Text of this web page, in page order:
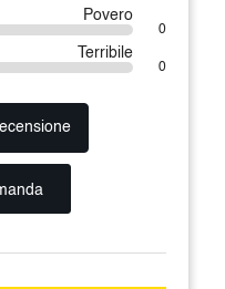
Povero
0
Terribile
0